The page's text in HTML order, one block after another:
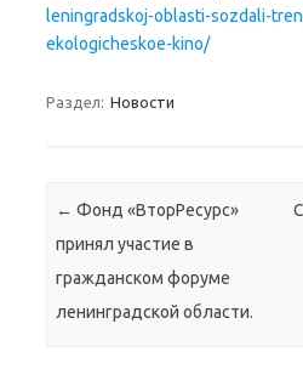
leningradskoj-oblasti-sozdali-
ekologicheskoe-kino/
Раздел: Новости
Навигация по записям
← Фонд «ВторРесурс»
принял участие в
гражданском форуме
ленинградской области.